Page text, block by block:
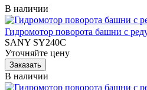
В наличии
Гидромотор поворота башни с
SANY SY240C
Уточняйте цену
В наличии